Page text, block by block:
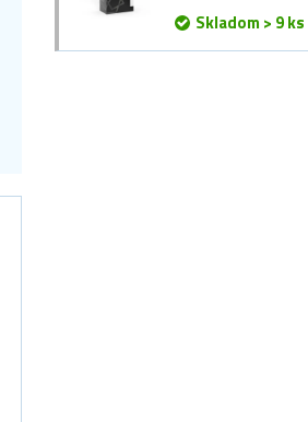
Skladom > 9 ks